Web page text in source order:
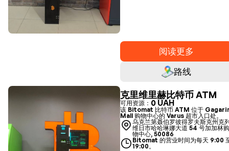
阅读更多
路线
克里维里赫比特币 ATM
可用资源： 0 UAH
该 Bitomat 比特币 ATM 位于
Mall 购物中心的 Varus 超市入口处。
乌克兰第聂伯罗彼得罗夫斯克州克
维日市哈哈琳娜大道 54 号加加林购
物中心, 50086
Bitomat 的营业时间为每天 9:00
19:00。